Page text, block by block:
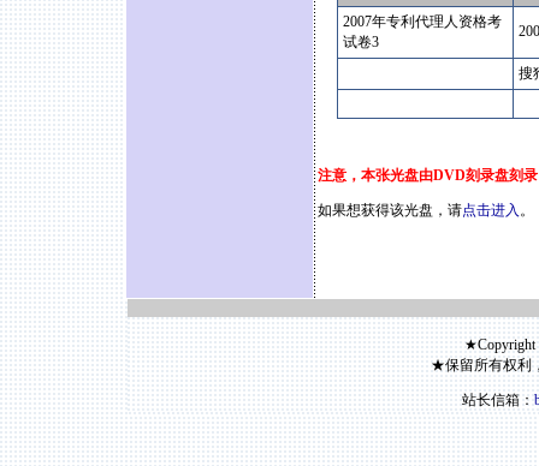
2007年专利代理人资格考
试卷3
搜
注意，本张光盘由DVD刻录盘刻
如果想获得该光盘，请点击进入 。
★Copyright
★保留所有权利
站长信箱：